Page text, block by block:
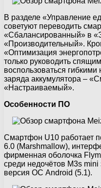
В разделе «Управление
советуют переводить
«Сбалансированный» в
«Производительный».
«Оптимизация
только руководить
воспользоваться
заряда аккумулятора –
«Настраиваемый».
Особенности ПО
Смартфон U10 работает
6.0 (Marshmallow),
фирменная оболочка
среди недочётов M3s
версия ОС Android (5.1).